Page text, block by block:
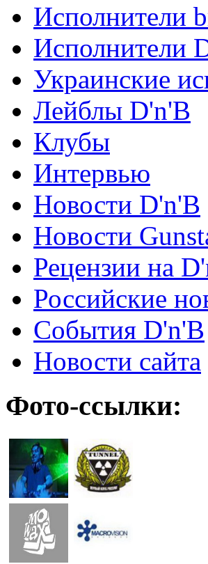
Исполнители
Исполнители
Украинские
Лейблы D'n'B
Клубы
Интервью
Новости D'n'B
Новости
Рецензии на
Российские
События D'n'B
Новости сайта
Фото-ссылки: